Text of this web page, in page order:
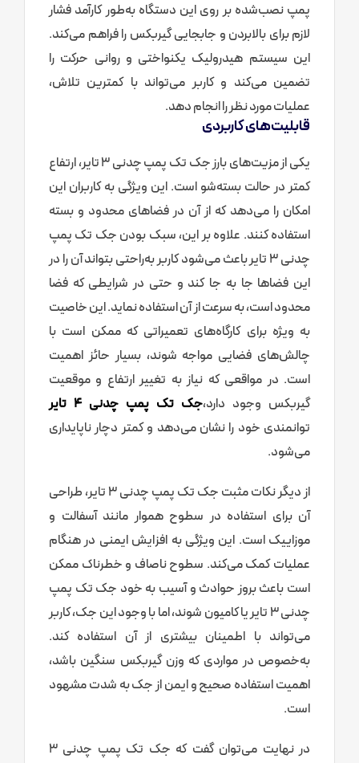
پمپ نصب‌شده بر روی این دستگاه به‌طور کارآمد فشار
لازم برای بالابردن و جابجایی گیربکس را فراهم می‌کند.
این سیستم هیدرولیک یکنواختی و روانی حرکت را
تضمین می‌کند و کاربر می‌تواند با کمترین تلاش،
عملیات مورد نظر را انجام دهد.
قابلیت‌های کاربردی
یکی از مزیت‌های بارز جک تک پمپ چدنی 3 تایر، ارتفاع
کمتر در حالت بسته‌شو است. این ویژگی به کاربران این
امکان را می‌دهد که از آن در فضاهای محدود و بسته
استفاده کنند. علاوه بر این، سبک بودن جک تک پمپ
چدنی 3 تایر باعث می‌شود کاربر به‌راحتی بتواند آن را در
این فضاها جا به جا کند و حتی در شرایطی که فضا
محدود است، به سرعت از آن استفاده نماید. این خاصیت
به ویژه برای کارگاه‌های تعمیراتی که ممکن است با
چالش‌های فضایی مواجه شوند، بسیار حائز اهمیت
است. در مواقعی که نیاز به تغییر ارتفاع و موقعیت
گیربکس وجود دارد،جک تک پمپ چدنی 4 تایر
توانمندی خود را نشان می‌دهد و کمتر دچار ناپایداری
می‌شود.
از دیگر نکات مثبت جک تک پمپ چدنی 3 تایر، طراحی
آن برای استفاده در سطوح هموار مانند آسفالت و
موزاییک است. این ویژگی به افزایش ایمنی در هنگام
عملیات کمک می‌کند. سطوح ناصاف و خطرناک ممکن
است باعث بروز حوادث و آسیب به خود جک تک پمپ
چدنی 3 تایر یا کامیون شوند، اما با وجود این جک، کاربر
می‌تواند با اطمینان بیشتری از آن استفاده کند.
به‌خصوص در مواردی که وزن گیربکس سنگین باشد،
اهمیت استفاده صحیح و ایمن از جک به شدت مشهود
است.
در نهایت می‌توان گفت که جک تک پمپ چدنی 3